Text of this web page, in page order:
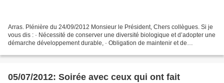
Arras. Plénière du 24/09/2012 Monsieur le Président, Chers collègues. Si je
vous dis : · Nécessité de conserver une diversité biologique et d’adopter une
démarche développement durable, · Obligation de maintenir et de
05/07/2012: Soirée avec ceux qui ont fait